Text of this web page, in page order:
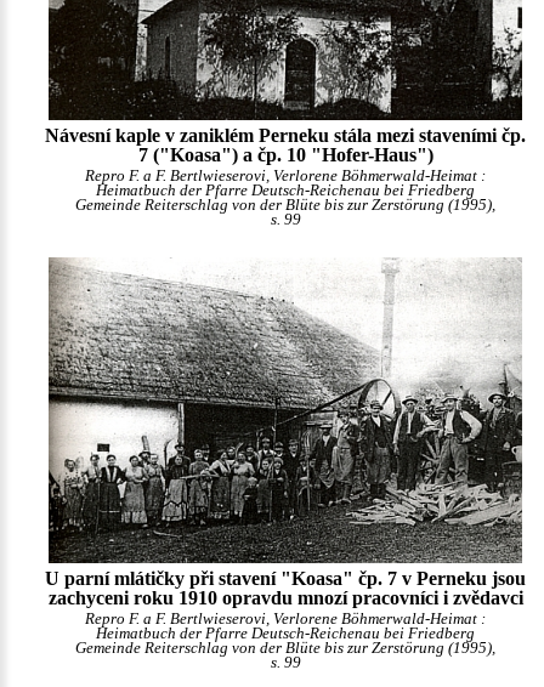
Návesní kaple v zaniklém Perneku stála mezi staveními čp.
7 ("Koasa") a čp. 10 "Hofer-Haus")
Repro F. a F. Bertlwieserovi, Verlorene Böhmerwald-Heimat :
Heimatbuch der Pfarre Deutsch-Reichenau bei Friedberg
Gemeinde Reiterschlag von der Blüte bis zur Zerstörung (1995),
s. 99
U parní mlátičky při stavení "Koasa" čp. 7 v Perneku jsou
zachyceni roku 1910 opravdu mnozí pracovníci i zvědavci
Repro F. a F. Bertlwieserovi, Verlorene Böhmerwald-Heimat :
Heimatbuch der Pfarre Deutsch-Reichenau bei Friedberg
Gemeinde Reiterschlag von der Blüte bis zur Zerstörung (1995),
s. 99